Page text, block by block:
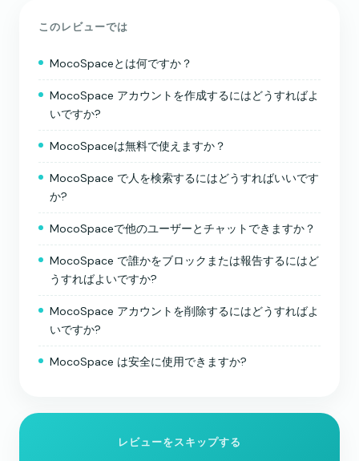
このレビューでは
MocoSpaceとは何ですか？
MocoSpace アカウントを作成するにはどうすればよ
いですか?
MocoSpaceは無料で使えますか？
MocoSpace で人を検索するにはどうすればいいです
か?
MocoSpaceで他のユーザーとチャットできますか？
MocoSpace で誰かをブロックまたは報告するにはど
うすればよいですか?
MocoSpace アカウントを削除するにはどうすればよ
いですか?
MocoSpace は安全に使用できますか?
レビューをスキップする